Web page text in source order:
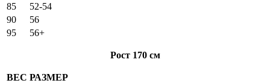
85
52-54
90
56
95
56+
Рост 170 см
ВЕС РАЗМЕР